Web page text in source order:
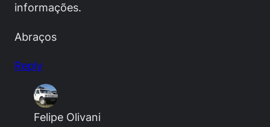
informações.
Abraços
Reply
Felipe Olivani